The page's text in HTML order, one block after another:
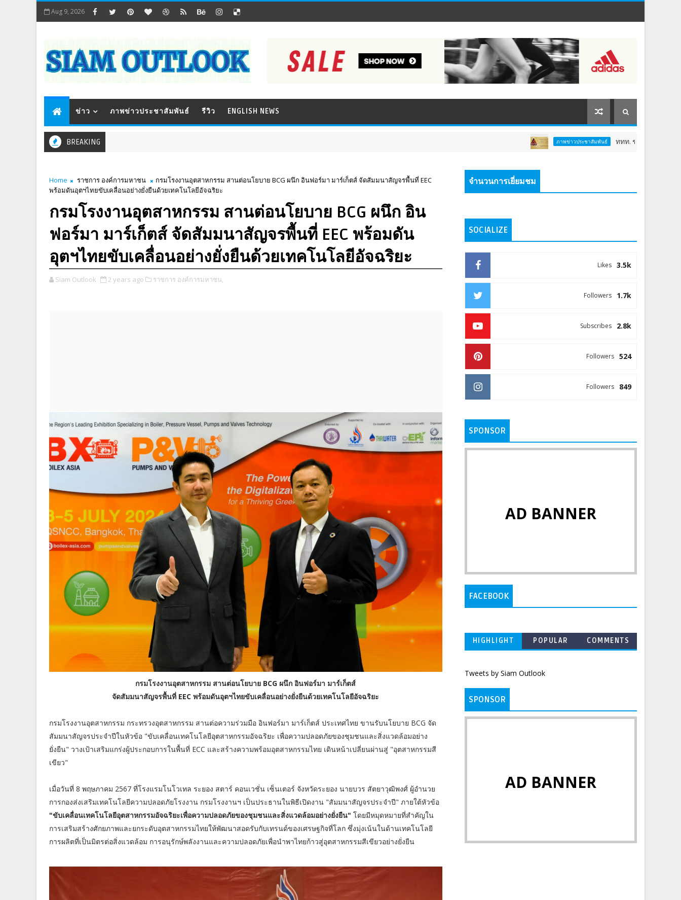
Aug 9, 2026
ข่าว ภาพข่าวประชาสัมพันธ์ รีวิว ENGLISH NEWS
BREAKING ภาพข่าวประชาสัมพันธ์ ททท. ชวนสัมผัสพลังแห่งศรัทธา ร่ว
Home ราชการ องค์การมหาชน
กรมโรงงานอุตสาหกรรม สานต่อนโยบาย BCG ผนึก อินฟอร์มา มาร์เก็ตส์ จัดสัมมนาสัญจรพื้นที่ EEC
พร้อมดันอุตฯไทยขับเคลื่อนอย่างยั่งยืนด้วยเทคโนโลยีอัจฉริยะ
กรมโรงงานอุตสาหกรรม สานต่อนโยบาย BCG ผนึก อิน
ฟอร์มา มาร์เก็ตส์ จัดสัมมนาสัญจรพื้นที่ EEC พร้อมดัน
อุตฯไทยขับเคลื่อนอย่างยั่งยืนด้วยเทคโนโลยีอัจฉริยะ
Siam Outlook 2 years ago ราชการ องค์การมหาชน,
กรมโรงงานอุตสาหกรรม สานต่อนโยบาย BCG ผนึก อินฟอร์มา มาร์เก็ตส์
จัดสัมมนาสัญจรพื้นที่ EEC พร้อมดันอุตฯไทยขับเคลื่อนอย่างยั่งยืนด้วยเทคโนโลยีอัจฉริยะ
กรมโรงงานอุตสาหกรรม กระทรวงอุตสาหกรรม สานต่อความร่วมมือ อินฟอร์มา มาร์เก็ตส์ ประเทศไทย ขานรับนโยบาย BCG จัด
สัมมนาสัญจรประจำปีในหัวข้อ "ขับเคลื่อนเทคโนโลยีอุตสาหกรรมอัจฉริยะ เพื่อความปลอดภัยของชุมชนและสิ่งแวดล้อมอย่าง
ยั่งยืน" วางเป้าเสริมแกร่งผู้ประกอบการในพื้นที่ ECC และสร้างความพร้อมอุตสาหกรรมไทย เดินหน้าเปลี่ยนผ่านสู่ "อุตสาหกรรมสี
เขียว"
เมื่อวันที่ 8 พฤษภาคม 2567 ที่โรงแรมโนโวเทล ระยอง สตาร์ คอนเวชั่น เซ็นเตอร์ จังหวัดระยอง นายบวร สัตยาวุฒิพงศ์ ผู้อำนวย
การกองส่งเสริมเทคโนโลยีความปลอดภัยโรงงาน กรมโรงงานฯ เป็นประธานในพิธีเปิดงาน "สัมมนาสัญจรประจำปี" ภายใต้หัวข้อ
"ขับเคลื่อนเทคโนโลยีอุตสาหกรรมอัจฉริยะเพื่อความปลอดภัยของชุมชนและสิ่งแวดล้อมอย่างยั่งยืน" โดยมีหมุดหมายที่สำคัญใน
การเสริมสร้างศักยภาพและยกระดับอุตสาหกรรมไทยให้พัฒนาสอดรับกับเทรนด์ของเศรษฐกิจที่โลก ซึ่งมุ่งเน้นในด้านเทคโนโลยี
การผลิตที่เป็นมิตรต่อสิ่งแวดล้อม การอนุรักษ์พลังงานและความปลอดภัยเพื่อนำพาไทยก้าวสู่อุตสาหกรรมสีเขียวอย่างยั่งยืน
จำนวนการเยี่ยมชม
SOCIALIZE
3.5k
Likes
1.7k
Followers
2.8k
Subscribes
524
Followers
849
Followers
SPONSOR
AD BANNER
FACEBOOK
HIGHLIGHT POPULAR COMMENTS
Tweets by Siam Outlook
SPONSOR
AD BANNER